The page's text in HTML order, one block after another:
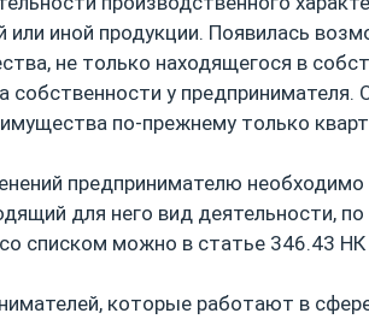
или иной продукции. Появилась
не только находящегося в
собственности у предпринимателя.
по-прежнему только
предпринимателю
для него вид деятельности,
списком можно в статье 346.43
которые работают в